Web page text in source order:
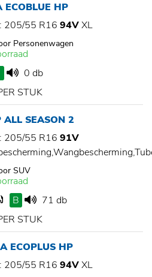
ECOBLUE HP
205/55 R16 94VXL
Personenwagen
0 db
STUK
ALL SEASON 2
205/55 R16 91V
SUV
B
71 db
STUK
ECOPLUS HP
205/55 R16 94VXL